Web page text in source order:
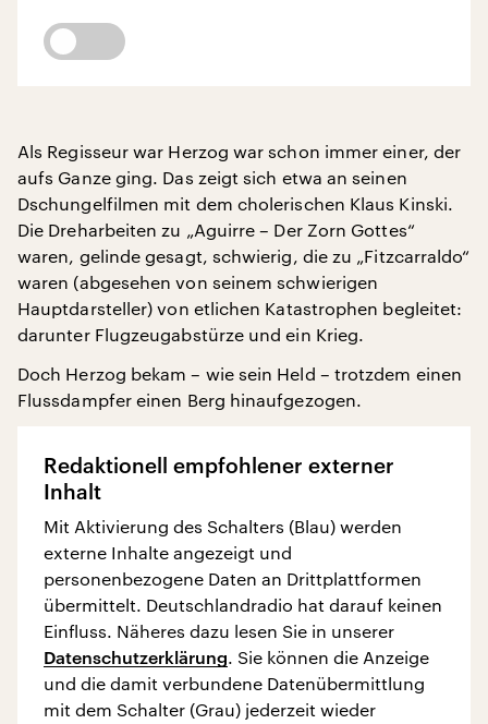
Als Regisseur war Herzog war schon immer einer, der
aufs Ganze ging. Das zeigt sich etwa an seinen
Dschungelfilmen mit dem cholerischen Klaus Kinski.
Die Dreharbeiten zu „Aguirre – Der Zorn Gottes“
waren, gelinde gesagt, schwierig, die zu „Fitzcarraldo“
waren (abgesehen von seinem schwierigen
Hauptdarsteller) von etlichen Katastrophen begleitet:
darunter Flugzeugabstürze und ein Krieg.
Doch Herzog bekam – wie sein Held – trotzdem einen
Flussdampfer einen Berg hinaufgezogen.
Redaktionell empfohlener externer
Inhalt
Mit Aktivierung des Schalters (Blau) werden
externe Inhalte angezeigt und
personenbezogene Daten an Drittplattformen
übermittelt. Deutschlandradio hat darauf keinen
Einfluss. Näheres dazu lesen Sie in unserer
Datenschutzerklärung. Sie können die Anzeige
und die damit verbundene Datenübermittlung
mit dem Schalter (Grau) jederzeit wieder